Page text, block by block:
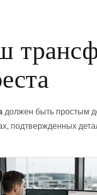
должен быть простым
подтвержденных